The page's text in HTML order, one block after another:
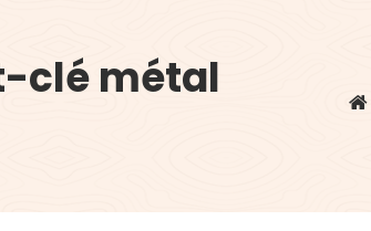
clé métal